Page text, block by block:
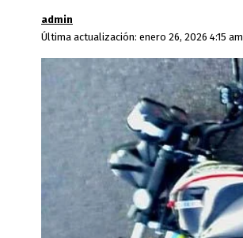
Última actualización: enero 26, 2026 4:15 am
admin